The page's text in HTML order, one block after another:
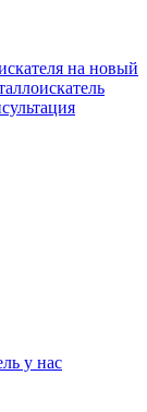
на новый
у нас